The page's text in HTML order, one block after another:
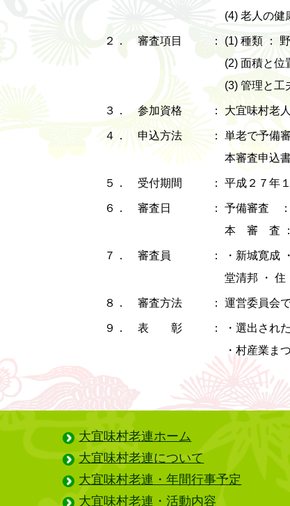
(4) 老人の健
２． 審査項目
：
(1) 種類 ：
(2) 面積と位
(3) 管理と工
３． 参加資格
：
大宜味村老
４． 申込方法
：
単老で予備
本審査申込
５． 受付期間
：
平成２７年
６． 審査日
：
予備審査 ：
本 審 査 ：
７． 審査員
：
・新城寛成
堂清邦 ・
８． 審査方法
：
運営委員会
９． 表 彰
：
・選出され
・村産業ま
大宜味村老連ホーム
大宜味村老連について
大宜味村老連・年間行事予定
大宜味村老連・活動内容